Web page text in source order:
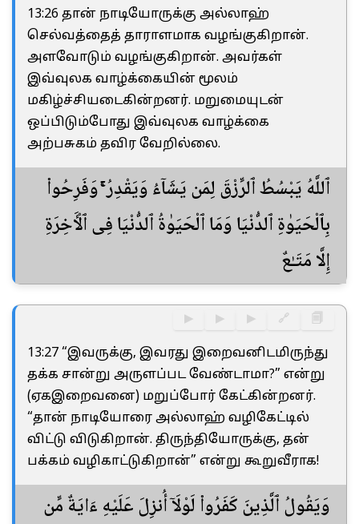
13:26 தான் நாடியோருக்கு அல்லாஹ்
செல்வத்தைத் தாராளமாக வழங்குகிறான்.
அளவோடும் வழங்குகிறான். அவர்கள்
இவ்வுலக வாழ்க்கையின் மூலம்
மகிழ்ச்சியடைகின்றனர். மறுமையுடன்
ஒப்பிடும்போது இவ்வுலக வாழ்க்கை
அற்பசுகம் தவிர வேறில்லை.
ٱللَّهُ يَبْسُطُ ٱلرِّزْقَ لِمَن يَشَآءُ وَيَقْدِرُ ۚ وَفَرِحُوا۟
بِٱلْحَيَوٰةِ ٱلدُّنْيَا وَمَا ٱلْحَيَوٰةُ ٱلدُّنْيَا فِى ٱلْـَٔاخِرَةِ
إِلَّا مَتَـٰعٌ
▶ ▶ ▶ 🔗 🗐
13:27 “இவருக்கு, இவரது இறைவனிடமிருந்து
தக்க சான்று அருளப்பட வேண்டாமா?” என்று
(ஏகஇறைவனை) மறுப்போர் கேட்கின்றனர்.
“தான் நாடியோரை அல்லாஹ் வழிகேட்டில்
விட்டு விடுகிறான். திருந்தியோருக்கு, தன்
பக்கம் வழிகாட்டுகிறான்” என்று கூறுவீராக!
وَيَقُولُ ٱلَّذِينَ كَفَرُوا۟ لَوْلَآ أُنزِلَ عَلَيْهِ ءَايَةٌ مِّن